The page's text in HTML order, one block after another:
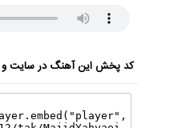
کد پخش این آهنگ در سایت و